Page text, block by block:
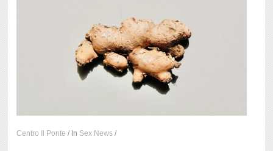
Centro Il Ponte / In Sex News /